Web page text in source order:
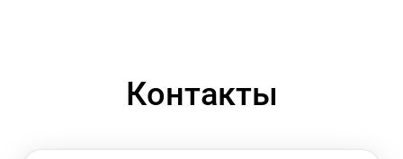
Контакты